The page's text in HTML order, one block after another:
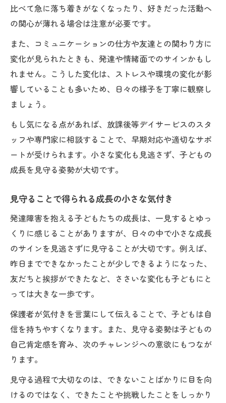
比べて急に落ち着きがなくなったり、好きだった活動へ
の関心が薄れる場合は注意が必要です。
また、コミュニケーションの仕方や友達との関わり方に
変化が見られたときも、発達や情緒面でのサインかもし
れません。こうした変化は、ストレスや環境の変化が影
響していることも多いため、日々の様子を丁寧に観察し
ましょう。
もし気になる点があれば、放課後等デイサービスのスタ
ッフや専門家に相談することで、早期対応や適切なサポ
ートが受けられます。小さな変化も見逃さず、子どもの
成長を見守る姿勢が大切です。
見守ることで得られる成長の小さな気付き
発達障害を抱える子どもたちの成長は、一見するとゆっ
くりに感じることがありますが、日々の中で小さな成長
のサインを見逃さずに見守ることが大切です。例えば、
昨日までできなかったことが少しできるようになった、
友だちと挨拶ができたなど、ささいな変化も子どもにと
っては大きな一歩です。
保護者が気付きを言葉にして伝えることで、子どもは自
信を持ちやすくなります。また、見守る姿勢は子どもの
自己肯定感を育み、次のチャレンジへの意欲にもつなが
ります。
見守る過程で大切なのは、できないことばかりに目を向
けるのではなく、できたことや挑戦したことをしっかり